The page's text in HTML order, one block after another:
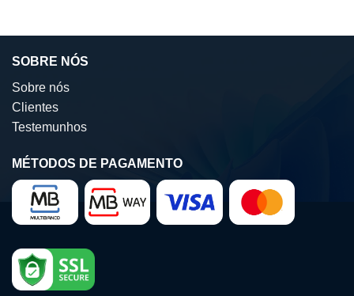
SOBRE NÓS
Sobre nós
Clientes
Testemunhos
MÉTODOS DE PAGAMENTO